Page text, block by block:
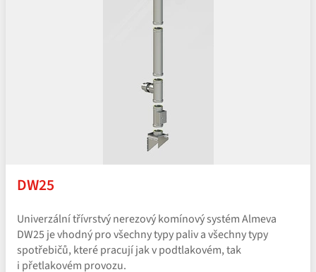
DW25
Univerzální třívrstvý nerezový komínový systém Almeva
DW25 je vhodný pro všechny typy paliv a všechny typy
spotřebičů, které pracují jak v podtlakovém, tak
i přetlakovém provozu.